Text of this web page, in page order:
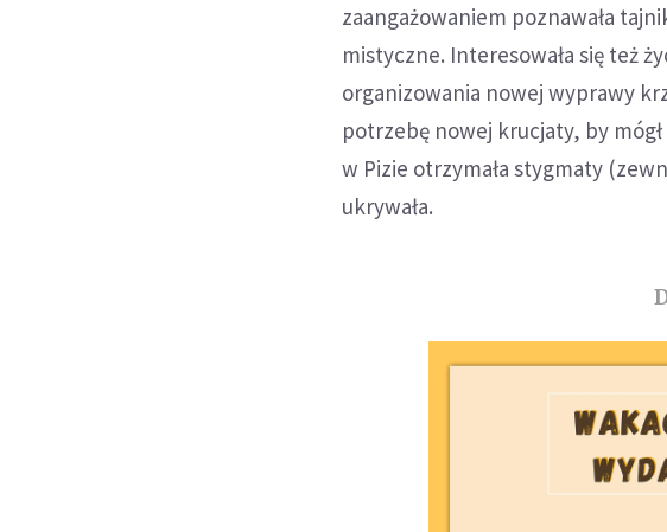
zaangażowaniem poznawała
mistyczne. Interesowała się też
organizowania nowej wyprawy
potrzebę nowej krucjaty, by
w Pizie otrzymała stygmaty
ukrywała.